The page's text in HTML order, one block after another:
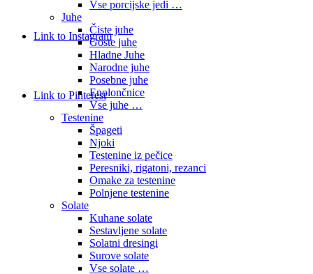
Link to Instagram
Link to Pinterest
Vse porcijske jedi …
Juhe
Čiste juhe
Goste juhe
Hladne Juhe
Narodne juhe
Posebne juhe
Enolončnice
Vse juhe …
Testenine
Špageti
Njoki
Testenine iz pečice
Peresniki, rigatoni, rezanci
Omake za testenine
Polnjene testenine
Solate
Kuhane solate
Sestavljene solate
Solatni dresingi
Surove solate
Vse solate …